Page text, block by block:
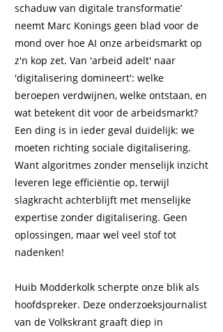
schaduw van digitale transformatie’
neemt Marc Konings geen blad voor de
mond over hoe AI onze arbeidsmarkt op
z'n kop zet. Van 'arbeid adelt' naar
'digitalisering domineert': welke
beroepen verdwijnen, welke ontstaan, en
wat betekent dit voor de arbeidsmarkt?
Een ding is in ieder geval duidelijk: we
moeten richting sociale digitalisering.
Want algoritmes zonder menselijk inzicht
leveren lege efficiëntie op, terwijl
slagkracht achterblijft met menselijke
expertise zonder digitalisering. Geen
oplossingen, maar wel veel stof tot
nadenken!
Huib Modderkolk scherpte onze blik als
hoofdspreker. Deze onderzoeksjournalist
van de Volkskrant graaft diep in